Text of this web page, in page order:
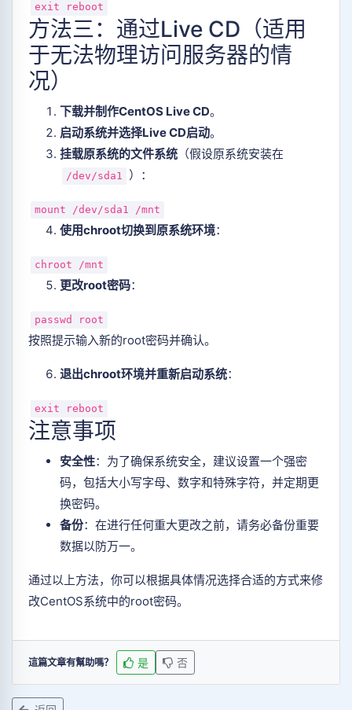
exit reboot
方法三：通过Live CD（适用
于无法物理访问服务器的情
况）
下载并制作CentOS Live CD‌。
启动系统并选择Live CD启动‌。
挂载原系统的文件系统 ‌（假设原系统安装在
/dev/sda1 ）：
mount /dev/sda1 /mnt
使用chroot切换到原系统环境‌：
chroot /mnt
更改root密码‌：
passwd root
按照提示输入新的root密码并确认。
退出chroot环境并重新启动系统‌：
exit reboot
注意事项
安全性‌：为了确保系统安全，建议设置一个强密
码，包括大小写字母、数字和特殊字符，并定期更
换密码。
备份‌：在进行任何重大更改之前，请务必备份重要
数据以防万一。
通过以上方法，你可以根据具体情况选择合适的方式来修
改CentOS系统中的root密码。
這篇文章有幫助嗎？ 是 否